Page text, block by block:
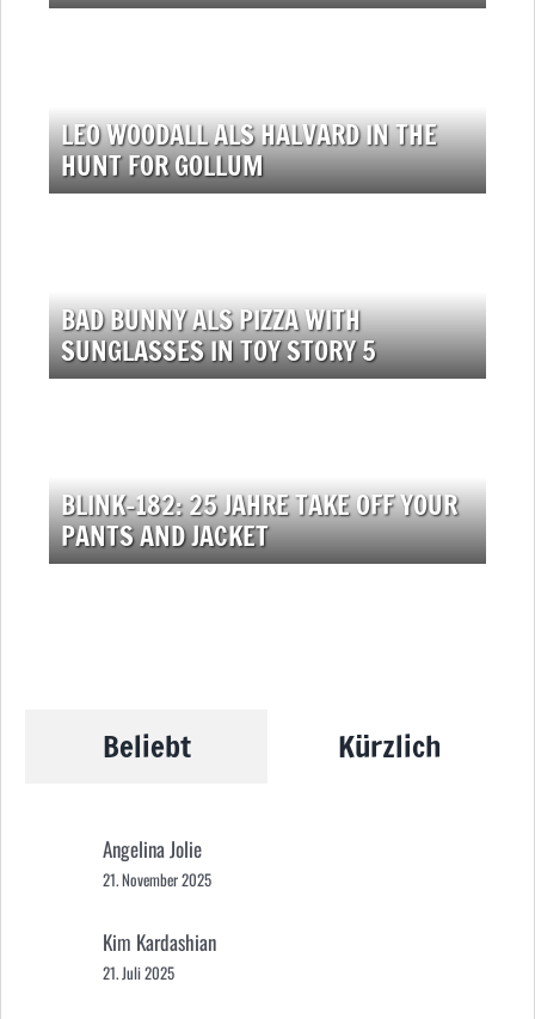
LEO WOODALL ALS HALVARD IN THE
HUNT FOR GOLLUM
BAD BUNNY ALS PIZZA WITH
SUNGLASSES IN TOY STORY 5
BLINK-182: 25 JAHRE TAKE OFF YOUR
PANTS AND JACKET
Beliebt Kürzlich
Angelina Jolie
21. November 2025
Kim Kardashian
21. Juli 2025